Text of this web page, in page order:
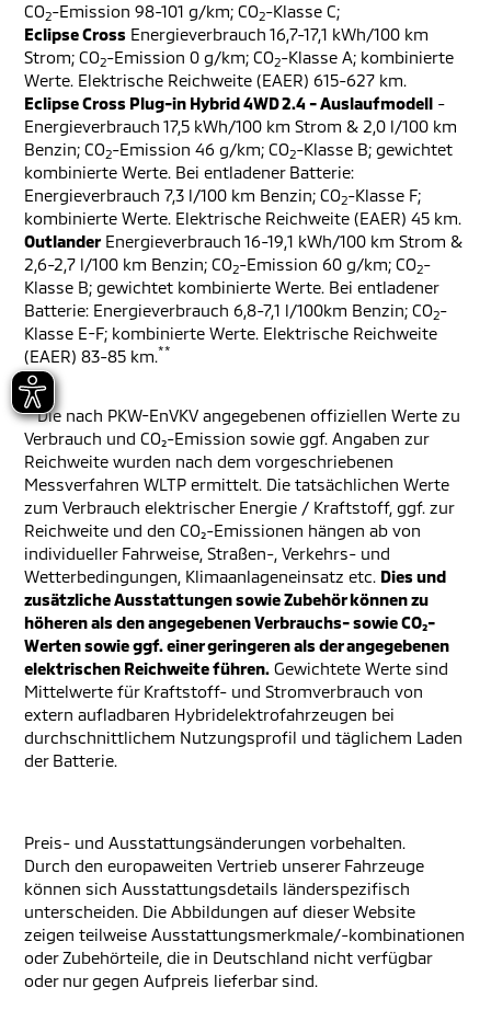
CO2-Emission 98-101 g/km; CO2-Klasse C;
Eclipse Cross Energieverbrauch 16,7-17,1 kWh/100 km
Strom; CO2-Emission 0 g/km; CO2-Klasse A; kombinierte
Werte. Elektrische Reichweite (EAER) 615-627 km.
Eclipse Cross Plug-in Hybrid 4WD 2.4 - Auslaufmodell -
Energieverbrauch 17,5 kWh/100 km Strom & 2,0 l/100 km
Benzin; CO2-Emission 46 g/km; CO2-Klasse B; gewichtet
kombinierte Werte. Bei entladener Batterie:
Energieverbrauch 7,3 l/100 km Benzin; CO2-Klasse F;
kombinierte Werte. Elektrische Reichweite (EAER) 45 km.
Outlander Energieverbrauch 16-19,1 kWh/100 km Strom &
2,6-2,7 l/100 km Benzin; CO2-Emission 60 g/km; CO2-
Klasse B; gewichtet kombinierte Werte. Bei entladener
Batterie: Energieverbrauch 6,8-7,1 l/100km Benzin; CO2-
Klasse E-F; kombinierte Werte. Elektrische Reichweite
(EAER) 83-85 km.**
**Die nach PKW-EnVKV angegebenen offiziellen Werte zu
Verbrauch und CO₂-Emission sowie ggf. Angaben zur
Reichweite wurden nach dem vorgeschriebenen
Messverfahren WLTP ermittelt. Die tatsächlichen Werte
zum Verbrauch elektrischer Energie / Kraftstoff, ggf. zur
Reichweite und den CO₂-Emissionen hängen ab von
individueller Fahrweise, Straßen-, Verkehrs- und
Wetterbedingungen, Klimaanlageneinsatz etc. Dies und
zusätzliche Ausstattungen sowie Zubehör können zu
höheren als den angegebenen Verbrauchs- sowie CO₂-
Werten sowie ggf. einer geringeren als der angegebenen
elektrischen Reichweite führen. Gewichtete Werte sind
Mittelwerte für Kraftstoff- und Stromverbrauch von
extern aufladbaren Hybridelektrofahrzeugen bei
durchschnittlichem Nutzungsprofil und täglichem Laden
der Batterie.
Preis- und Ausstattungsänderungen vorbehalten.
Durch den europaweiten Vertrieb unserer Fahrzeuge
können sich Ausstattungsdetails länderspezifisch
unterscheiden. Die Abbildungen auf dieser Website
zeigen teilweise Ausstattungsmerkmale/-kombinationen
oder Zubehörteile, die in Deutschland nicht verfügbar
oder nur gegen Aufpreis lieferbar sind.